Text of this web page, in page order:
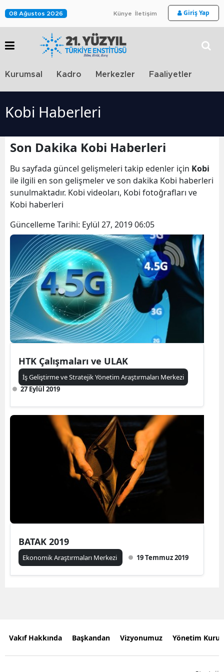
08 Ağustos 2026 Künye İletişim Giriş Yap
Kurumsal Kadro Merkezler Faaliyetler
Kobi Haberleri
Son Dakika Kobi Haberleri
Bu sayfada güncel gelişmeleri takip edenler için Kobi
ile ilgili en son gelişmeler ve son dakika Kobi haberleri
sunulmaktadır. Kobi videoları, Kobi fotoğrafları ve
Kobi haberleri
Güncelleme Tarihi: Eylül 27, 2019 06:05
HTK Çalışmaları ve ULAK
İş Geliştirme ve Stratejik Yönetim Araştırmaları Merkezi
27 Eylül 2019
BATAK 2019
Ekonomik Araştırmaları Merkezi 19 Temmuz 2019
Vakıf Hakkında Başkandan Vizyonumuz Yönetim